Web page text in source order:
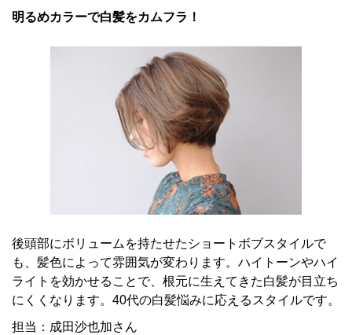
明るめカラーで白髪をカムフラ！
後頭部にボリュームを持たせたショートボブスタイルで
も、髪色によって雰囲気が変わります。ハイトーンやハイ
ライトを効かせることで、根元に生えてきた白髪が目立ち
にくくなります。40代の白髪悩みに応えるスタイルです。
担当：成田沙也加さん